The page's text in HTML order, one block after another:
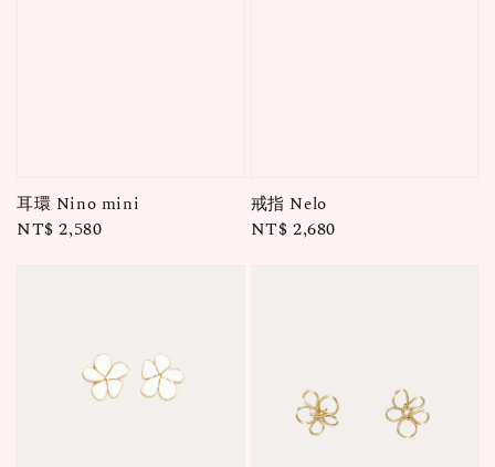
耳環 Nino mini
Regular
NT$ 2,580
戒指 Nelo
Regular
NT$ 2,680